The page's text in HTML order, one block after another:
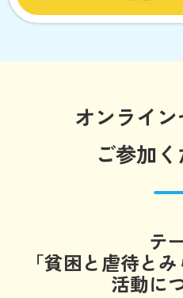
オンライ
ご参加く
テ
「貧困と虐待と
活動に